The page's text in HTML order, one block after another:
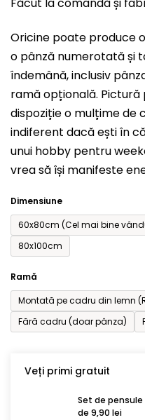
Făcut la comandă și
Oricine poate produce
o pânză numerotată și
îndemână, inclusiv
ramă opțională.
dispoziție o mulțime de
indiferent dacă ești în
unui hobby pentru
vrea să își manifeste
Dimensiune
60x80cm (Cel mai bine
80x100cm
Ramă
Montată pe cadru din lemn
Fără cadru (doar pânza)
Veți primi gratuit
Set de
de 9,90 lei
a
este
0,0
din
5
stele.